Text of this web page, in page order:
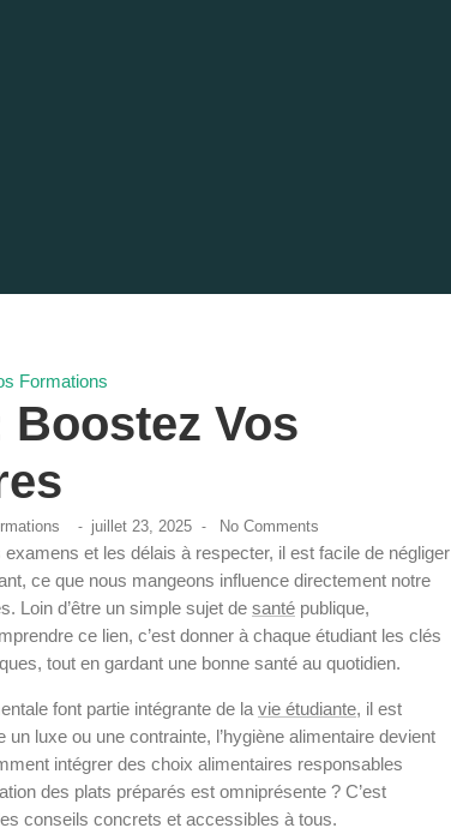
Formations
Vos
- juillet 23, 2025 - No Comments
et les délais à respecter, il est facile de négliger
ce que nous mangeons influence directement notre
Loin d’être un simple sujet de santé publique,
ce lien, c’est donner à chaque étudiant les clés
tout en gardant une bonne santé au quotidien.
font partie intégrante de la vie étudiante, il est
luxe ou une contrainte, l’hygiène alimentaire devient
intégrer des choix alimentaires responsables
des plats préparés est omniprésente ? C’est
conseils concrets et accessibles à tous.